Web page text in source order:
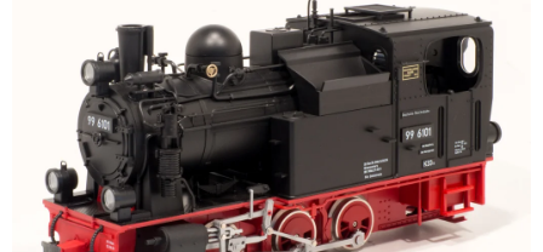
hvězdiček.